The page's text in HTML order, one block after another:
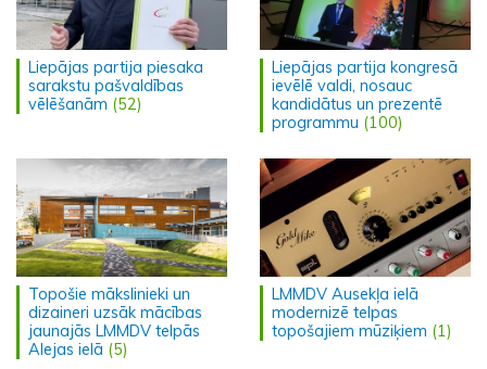
Liepājas partija piesaka
sarakstu pašvaldības
vēlēšanām (52)
Liepājas partija kongresā
ievēlē valdi, nosauc
kandidātus un prezentē
programmu (100)
Topošie mākslinieki un
dizaineri uzsāk mācības
jaunajās LMMDV telpās
Alejas ielā (5)
LMMDV Ausekļa ielā
modernizē telpas
topošajiem mūziķiem (1)